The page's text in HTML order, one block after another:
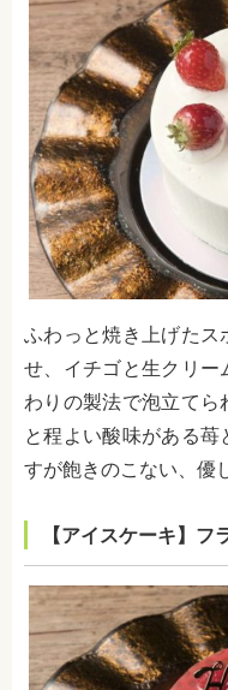
ふわっと焼き上げたス
せ、イチゴと生クリ
わりの製法で泡立て
と程よい酸味がある
すが飽きのこない、優
【アイスケーキ】